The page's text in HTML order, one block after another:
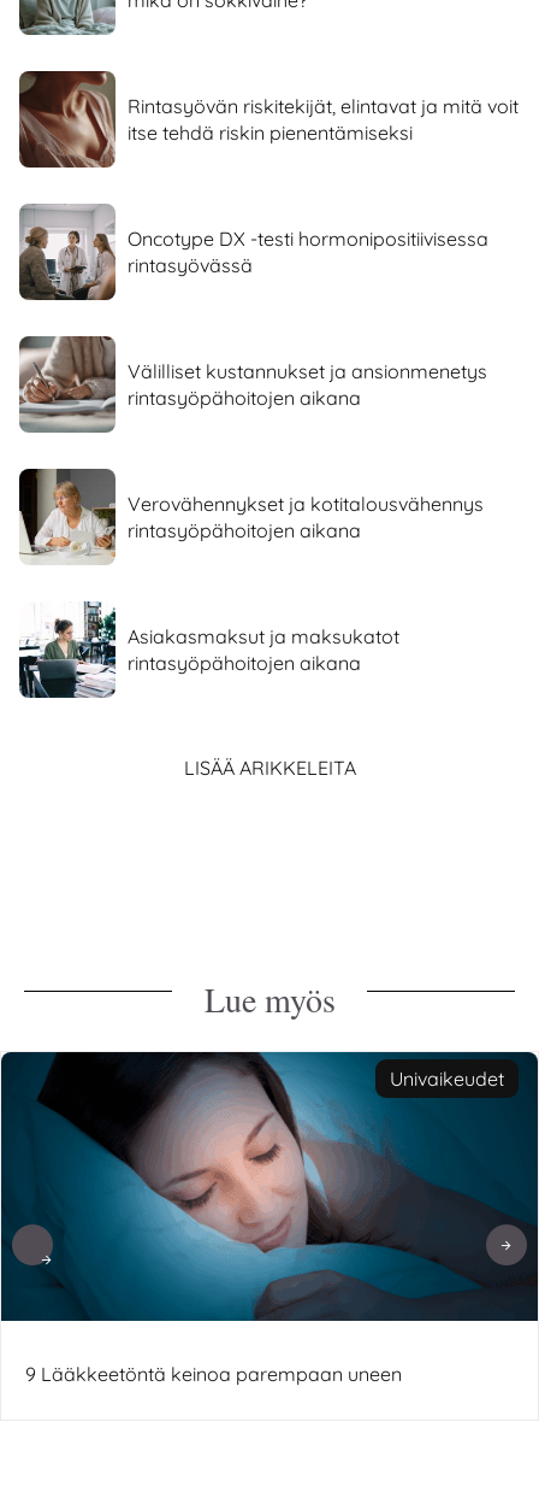
Rintasyövän riskitekijät, elintavat ja mitä voit
itse tehdä riskin pienentämiseksi
Oncotype DX -testi hormonipositiivisessa
rintasyövässä
Välilliset kustannukset ja ansionmenetys
rintasyöpähoitojen aikana
Verovähennykset ja kotitalousvähennys
rintasyöpähoitojen aikana
Asiakasmaksut ja maksukatot
rintasyöpähoitojen aikana
LISÄÄ ARIKKELEITA
Lue myös
Univaikeudet
9 Lääkkeetöntä keinoa parempaan uneen